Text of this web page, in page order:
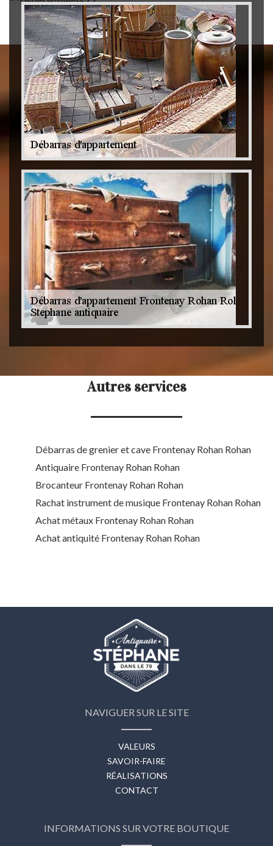
Achat antiquité 79
Autres services
Débarras de grenier et cave Frontenay Rohan Rohan
Antiquaire Frontenay Rohan Rohan
Brocanteur Frontenay Rohan Rohan
Rachat instrument de musique Frontenay Rohan Rohan
Achat métaux Frontenay Rohan Rohan
Achat antiquité Frontenay Rohan Rohan
NAVIGUER SUR LE SITE
VALEURS
SAVOIR-FAIRE
RÉALISATIONS
CONTACT
INFORMATIONS SUR VOTRE BOUTIQUE